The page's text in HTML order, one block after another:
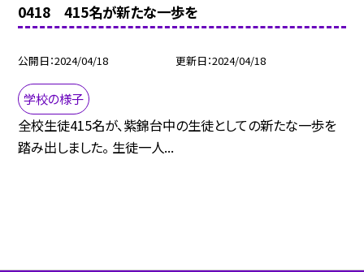
0418 415名が新たな一歩を
公開日 2024/04/18 更新日 2024/04/18
学校の様子
全校生徒415名が、紫錦台中の生徒としての新たな一歩を
踏み出しました。 生徒一人...